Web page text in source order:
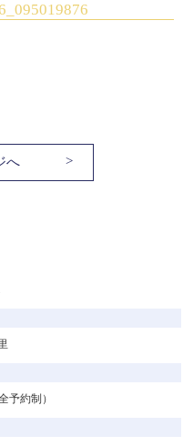
へ
予約制）